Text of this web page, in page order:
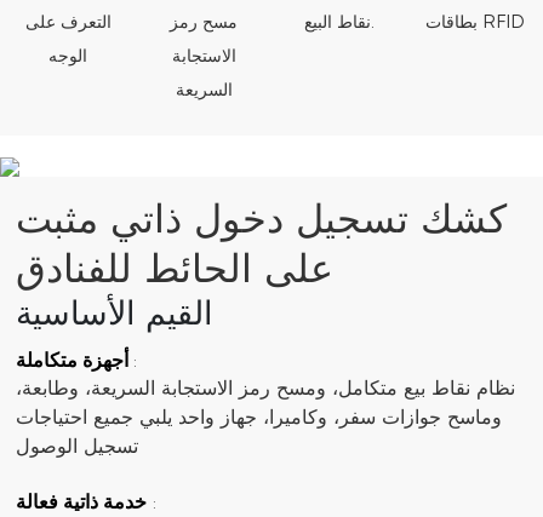
التعرف على
الوجه
مسح رمز
الاستجابة
السريعة
نقاط البيع.
بطاقات RFID
كشك تسجيل دخول ذاتي مثبت
على الحائط للفنادق
القيم الأساسية
أجهزة متكاملة :
نظام نقاط بيع متكامل، ومسح رمز الاستجابة السريعة، وطابعة،
وماسح جوازات سفر، وكاميرا، جهاز واحد يلبي جميع احتياجات
تسجيل الوصول
خدمة ذاتية فعالة :